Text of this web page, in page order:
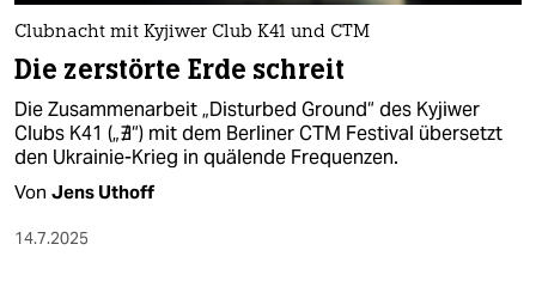
Clubnacht mit Kyjiwer Club K41 und CTM
Die zerstörte Erde schreit
Die Zusammenarbeit „Disturbed Ground“ des Kyjiwer
Clubs K41 („∄“) mit dem Berliner CTM Festival übersetzt
den Ukrainie-Krieg in quälende Frequenzen.
Von Jens Uthoff
14.7.2025